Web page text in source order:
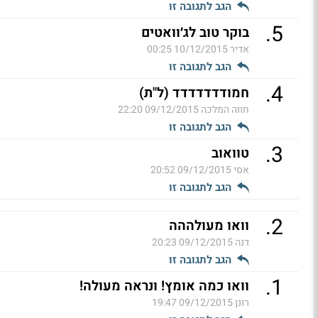
הגב לתגובה זו
5
. בוקר טוב לג׳וואטים
אדיר10/12/2015 00:25
הגב לתגובה זו
4
. חמודדדדדדד (ל"ת)
חווה המלכה09/12/2015 22:20
הגב לתגובה זו
3
. טוואוב
אסי09/12/2015 20:52
הגב לתגובה זו
2
. וואו מעולההה
דנה09/12/2015 20:23
הגב לתגובה זו
1
. וואו כמה אומץ! ונראה מעולה!
רונן09/12/2015 19:47